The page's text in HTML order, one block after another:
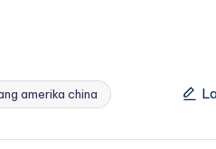
amerika china